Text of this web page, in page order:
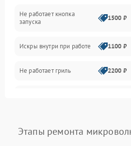
Нагрев и приготовление
Программное обеспечение
Не работает кнопка
запуска
1500 ₽
Искры внутри при работе 1100 ₽
Не работает гриль 2200 ₽
Появление запаха гари
Этапы ремонта